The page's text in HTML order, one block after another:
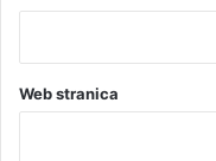
Web stranica